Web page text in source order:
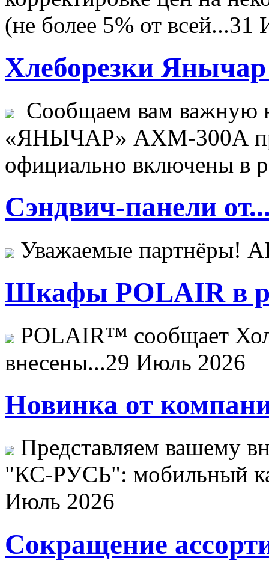
(не более 5% от всей...31
Хлеборезки Янычар
Сообщаем вам важную
«ЯНЫЧАР» АХМ-300А
официально включены в
Сэндвич-панели
Уважаемые
Шкафы POLAIR в
POLAIR™ сообщает
внесены...29 Июль 2026
Новинка от
Представляем вашему
"КС-РУСЬ": мобильный
Июль 2026
Сокращение